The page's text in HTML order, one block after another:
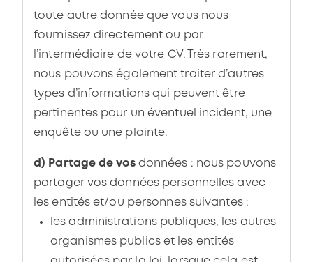
toute autre donnée que vous nous
fournissez directement ou par
l’intermédiaire de votre CV. Très rarement,
nous pouvons également traiter d’autres
types d’informations qui peuvent être
pertinentes pour un éventuel incident, une
enquête ou une plainte.
d) Partage de vos données : nous pouvons
partager vos données personnelles avec
les entités et/ou personnes suivantes :
les administrations publiques, les autres
organismes publics et les entités